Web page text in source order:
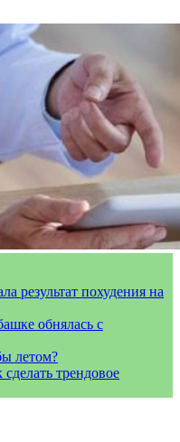
результат похудения на
обнялась с
летом?
трендовое